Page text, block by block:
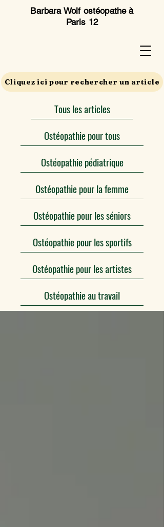
Barbara Wolf ostéopathe à
Paris 12
Cliquez ici pour rechercher un article
Tous les articles
Ostéopathie pour tous
Ostéopathie pédiatrique
Ostéopathie pour la femme
Ostéopathie pour les séniors
Ostéopathie pour les sportifs
Ostéopathie pour les artistes
Ostéopathie au travail